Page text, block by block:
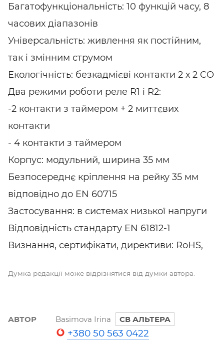
Багатофункціональність: 10 функцій часу, 8
часових діапазонів
Універсальність: живлення як постійним,
так і змінним струмом
Екологічність: безкадмієві контакти 2 х 2 CO
Два режими роботи реле R1 і R2:
-2 контакти з таймером + 2 миттєвих
контакти
- 4 контакти з таймером
Корпус: модульний, ширина 35 мм
Безпосереднє кріплення на рейку 35 мм
відповідно до EN 60715
Застосування: в системах низької напруги
Відповідність стандарту EN 61812-1
Визнання, сертифікати, директиви: RoHS,
Думка редакції може відрізнятися від думки автора.
АВТОР Basimova Irina СВ АЛЬТЕРА
+380 50 563 0422